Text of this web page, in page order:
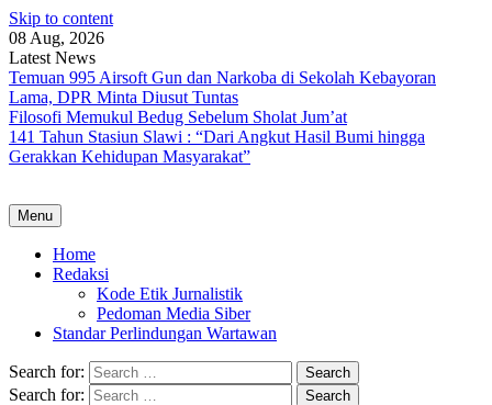
Skip to content
08 Aug, 2026
Latest News
Temuan 995 Airsoft Gun dan Narkoba di Sekolah Kebayoran
Lama, DPR Minta Diusut Tuntas
Filosofi Memukul Bedug Sebelum Sholat Jum’at
141 Tahun Stasiun Slawi : “Dari Angkut Hasil Bumi hingga
Gerakkan Kehidupan Masyarakat”
Menu
Home
Redaksi
Kode Etik Jurnalistik
Pedoman Media Siber
Standar Perlindungan Wartawan
Search for:
Search for: